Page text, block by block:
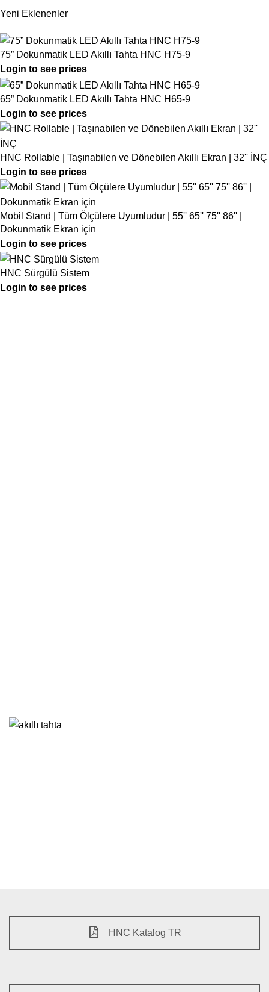
Yeni Eklenenler
75” Dokunmatik LED Akıllı Tahta HNC H75-9
Login to see prices
65” Dokunmatik LED Akıllı Tahta HNC H65-9
Login to see prices
HNC Rollable | Taşınabilen ve Dönebilen Akıllı Ekran | 32'' İNÇ
Login to see prices
Mobil Stand | Tüm Ölçülere Uyumludur | 55'' 65'' 75'' 86'' |
Dokunmatik Ekran için
Login to see prices
HNC Sürgülü Sistem
Login to see prices
HNC Katalog TR